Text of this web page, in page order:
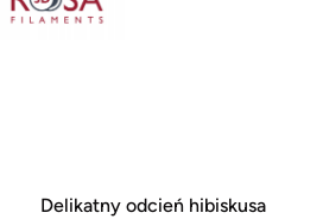
Delikatny odcień hibiskusa